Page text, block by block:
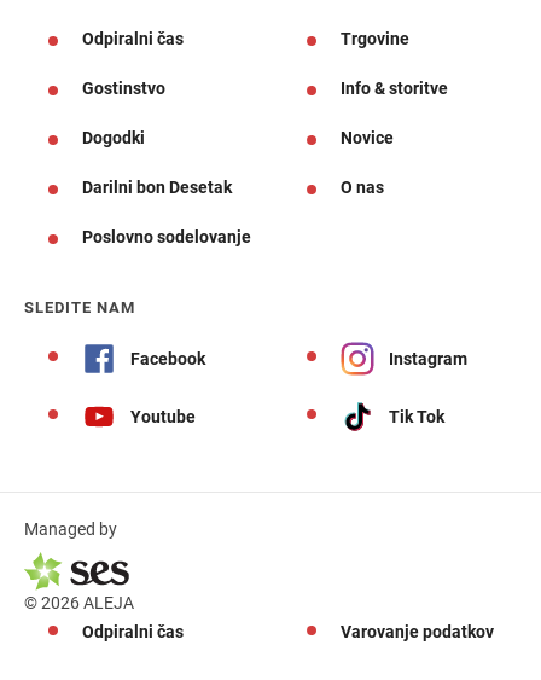
Odpiralni čas Trgovine
Gostinstvo Info & storitve
Dogodki Novice
Darilni bon Desetak O nas
Poslovno sodelovanje
SLEDITE NAM
Facebook Instagram
Youtube Tik Tok
Managed by
© 2026 ALEJA
Odpiralni čas
Varovanje podatkov